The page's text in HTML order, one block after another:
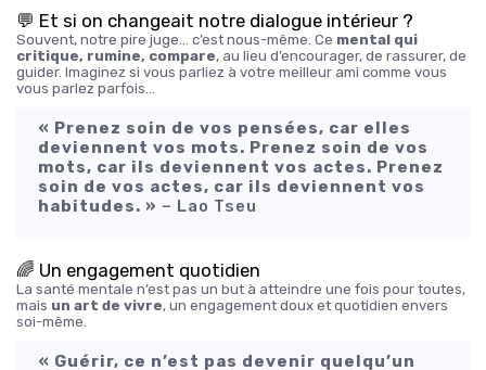
💬 Et si on changeait notre dialogue intérieur ?
Souvent, notre pire juge… c’est nous-même. Ce mental qui
critique, rumine, compare, au lieu d’encourager, de rassurer, de
guider. Imaginez si vous parliez à votre meilleur ami comme vous
vous parlez parfois…
« Prenez soin de vos pensées, car elles
deviennent vos mots. Prenez soin de vos
mots, car ils deviennent vos actes. Prenez
soin de vos actes, car ils deviennent vos
habitudes. » – Lao Tseu
🌈 Un engagement quotidien
La santé mentale n’est pas un but à atteindre une fois pour toutes,
mais un art de vivre, un engagement doux et quotidien envers
soi-même.
« Guérir, ce n’est pas devenir quelqu’un